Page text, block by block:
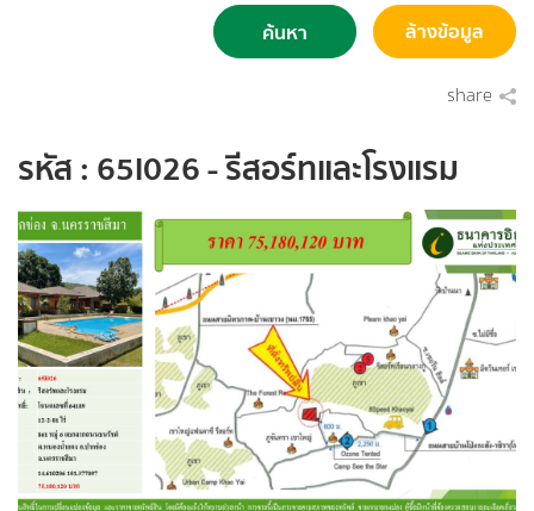
ค้นหา ล้างข้อมูล
share
รหัส : 65I026 - รีสอร์ทและโรงแรม